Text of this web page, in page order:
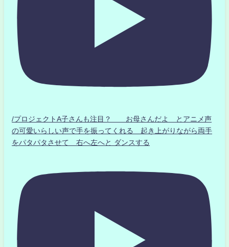
/プロジェクトA子さんも注目？ お母さんだよ とアニメ声
の可愛いらしい声で手を振ってくれる 起き上がりながら両手
をパタパタさせて 右へ左へと ダンスする